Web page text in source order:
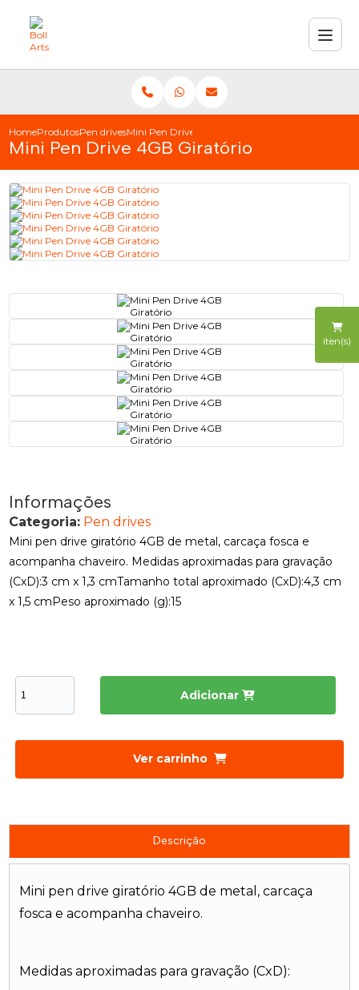
iten(s)
HomeProdutosPen drivesMini Pen Drive 4GB Giratório
Mini Pen Drive 4GB Giratório
Informações
Categoria: Pen drives
Mini pen drive giratório 4GB de metal, carcaça fosca e
acompanha chaveiro. Medidas aproximadas para gravação
(CxD):3 cm x 1,3 cmTamanho total aproximado (CxD):4,3 cm
x 1,5 cmPeso aproximado (g):15
Adicionar
Ver carrinho
Descrição
Mini pen drive giratório 4GB de metal, carcaça
fosca e acompanha chaveiro.
Medidas aproximadas para gravação (CxD):